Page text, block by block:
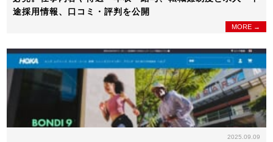
途採用情報、口コミ・評判を公開
MORE →
2025.09.09